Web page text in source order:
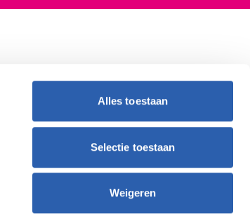
Alles toestaan
Selectie toestaan
Weigeren